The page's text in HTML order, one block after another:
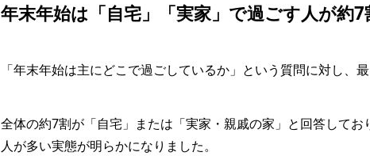
年末年始は「自宅」「実家」で過ごす人が約7
「年末年始は主にどこで過ごしているか」という質問に対し、
全体の約7割が「自宅」または「実家・親戚の家」と回答して
人が多い実態が明らかになりました。